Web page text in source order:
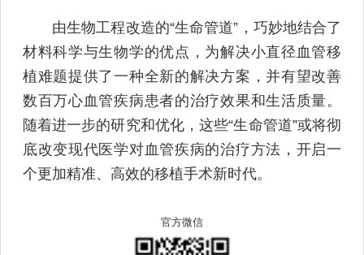
由生物工程改造的“生命管道”，巧妙地结合了
材料科学与生物学的优点，为解决小直径血管移
植难题提供了一种全新的解决方案，并有望改善
数百万心血管疾病患者的治疗效果和生活质量。
随着进一步的研究和优化，这些“生命管道”或将彻
底改变现代医学对血管疾病的治疗方法，开启一
个更加精准、高效的移植手术新时代。
官方微信